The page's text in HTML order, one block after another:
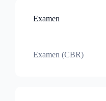
Examen
Examen (CBR)